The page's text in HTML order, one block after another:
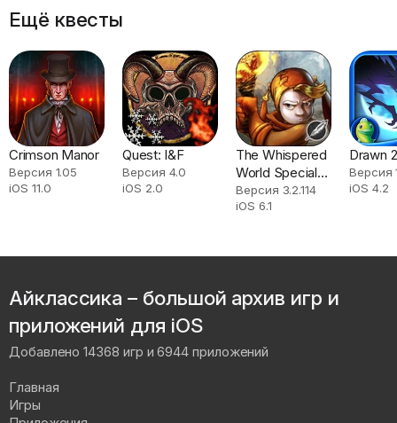
Ещё квесты
Crimson Manor
Версия 1.05
iOS 11.0
Quest: I&F
Версия 4.0
iOS 2.0
The Whispered
World Special
Edition
Версия 3.2.114
iOS 6.1
Drawn 2
Версия
iOS 4.2
Айклассика – большой архив игр и
приложений для iOS
Добавлено 14368 игр и 6944 приложений
Главная
Игры